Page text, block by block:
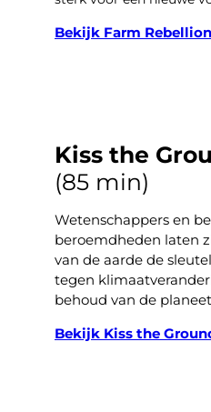
Bekijk Farm Rebellion
Kiss the
(85 min)
Wetenschappers en
beroemdheden laten
van de aarde de
tegen
behoud van de
Bekijk Kiss the